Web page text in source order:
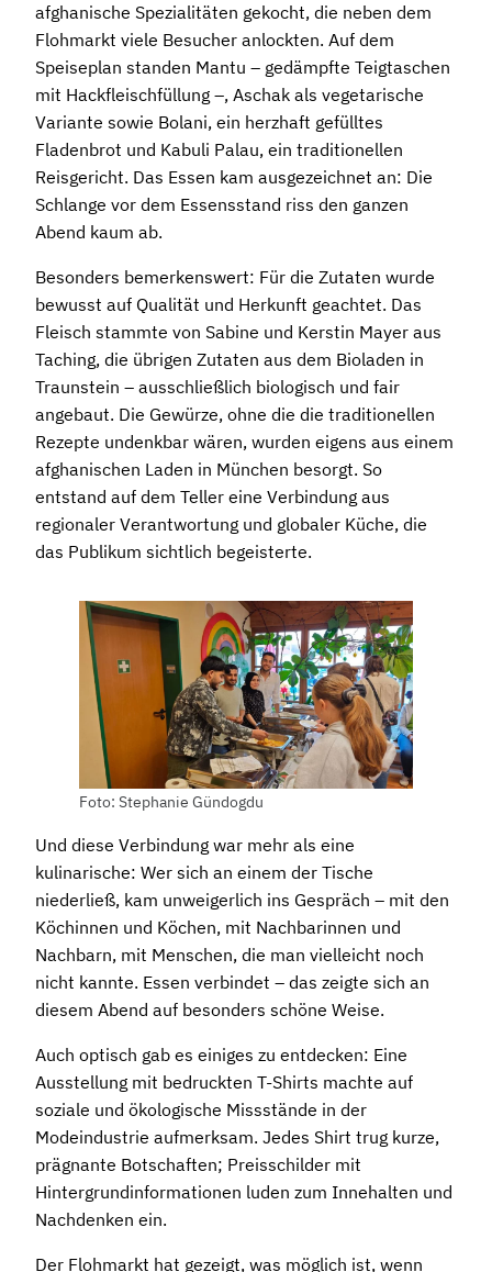
afghanische Spezialitäten gekocht, die neben dem
Flohmarkt viele Besucher anlockten. Auf dem
Speiseplan standen Mantu – gedämpfte Teigtaschen
mit Hackfleischfüllung –, Aschak als vegetarische
Variante sowie Bolani, ein herzhaft gefülltes
Fladenbrot und Kabuli Palau, ein traditionellen
Reisgericht. Das Essen kam ausgezeichnet an: Die
Schlange vor dem Essensstand riss den ganzen
Abend kaum ab.
Besonders bemerkenswert: Für die Zutaten wurde
bewusst auf Qualität und Herkunft geachtet. Das
Fleisch stammte von Sabine und Kerstin Mayer aus
Taching, die übrigen Zutaten aus dem Bioladen in
Traunstein – ausschließlich biologisch und fair
angebaut. Die Gewürze, ohne die die traditionellen
Rezepte undenkbar wären, wurden eigens aus einem
afghanischen Laden in München besorgt. So
entstand auf dem Teller eine Verbindung aus
regionaler Verantwortung und globaler Küche, die
das Publikum sichtlich begeisterte.
Foto: Stephanie Gündogdu
Und diese Verbindung war mehr als eine
kulinarische: Wer sich an einem der Tische
niederließ, kam unweigerlich ins Gespräch – mit den
Köchinnen und Köchen, mit Nachbarinnen und
Nachbarn, mit Menschen, die man vielleicht noch
nicht kannte. Essen verbindet – das zeigte sich an
diesem Abend auf besonders schöne Weise.
Auch optisch gab es einiges zu entdecken: Eine
Ausstellung mit bedruckten T-Shirts machte auf
soziale und ökologische Missstände in der
Modeindustrie aufmerksam. Jedes Shirt trug kurze,
prägnante Botschaften; Preisschilder mit
Hintergrundinformationen luden zum Innehalten und
Nachdenken ein.
Der Flohmarkt hat gezeigt, was möglich ist, wenn